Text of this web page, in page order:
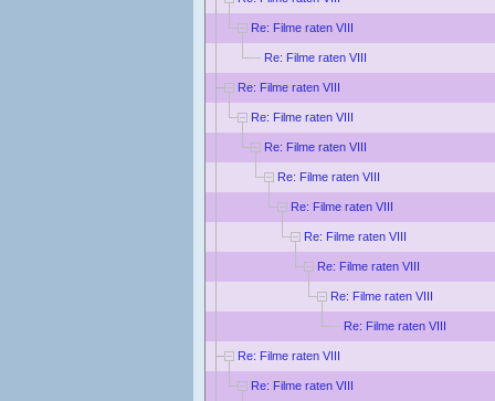
Re: Filme raten VIII
Re: Filme raten VIII
Re: Filme raten VIII
Re: Filme raten VIII
Re: Filme raten VIII
Re: Filme raten VIII
Re: Filme raten VIII
Re: Filme raten VIII
Re: Filme raten VIII
Re: Filme raten VIII
Re: Filme raten VIII
Re: Filme raten VIII
Re: Filme raten VIII